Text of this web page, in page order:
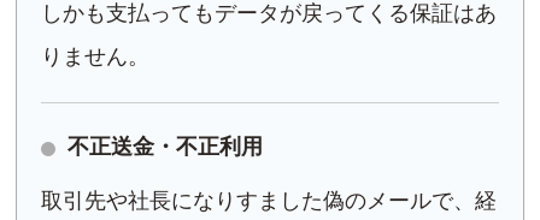
しかも支払ってもデータが戻ってくる保証はあ
りません。
不正送金・不正利用
取引先や社長になりすました偽のメールで、経